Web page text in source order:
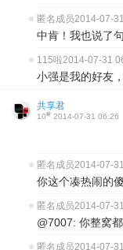
匿名成员2014-07-
中肯！我也说了
115啦2014-07-31
小强是我的好友
共享君
10# 2014-07-31 06:26
匿名成员2014-07-
你这个凑热闹的
匿名成员2014-07-
@7007: 你整窝
匿名成员2014-07-